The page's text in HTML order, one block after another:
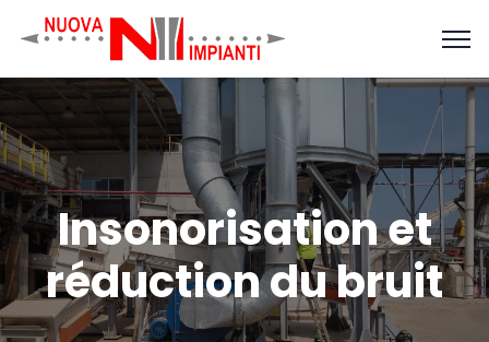
Insonorisation et
réduction du bruit